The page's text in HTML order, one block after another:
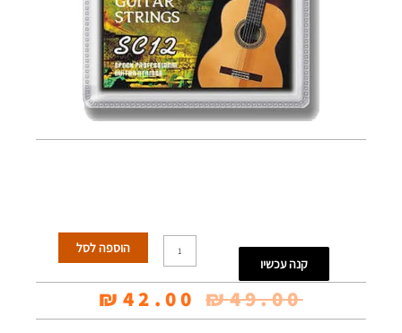
קנה עכשיו
כמות
של
מיתרים
הוספה לסל
₪49.00
המחיר ₪ 42.00
המחיר